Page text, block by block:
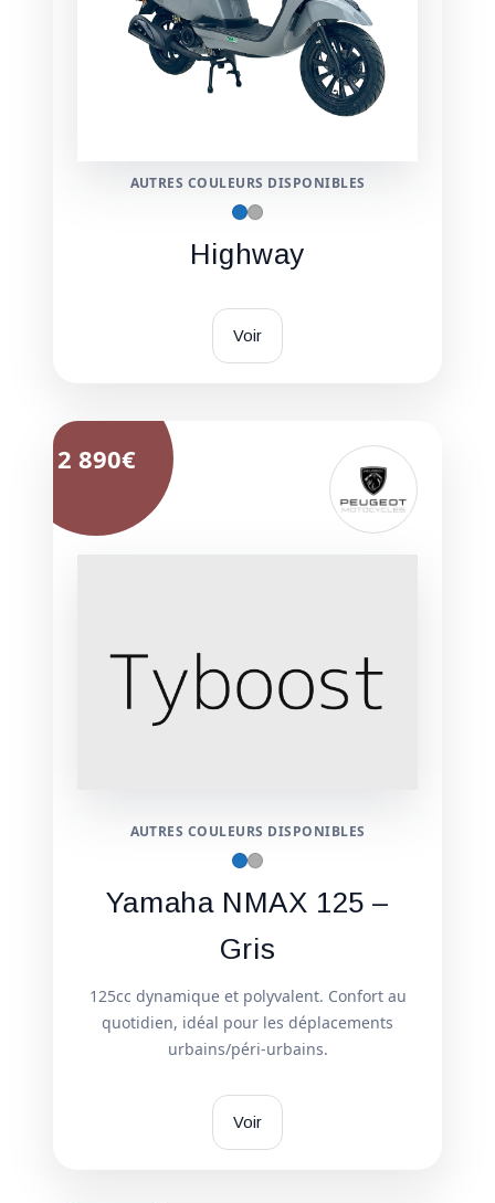
AUTRES COULEURS DISPONIBLES
Highway
Voir
2 890€
AUTRES COULEURS DISPONIBLES
Yamaha NMAX 125 –
Gris
125cc dynamique et polyvalent. Confort au
quotidien, idéal pour les déplacements
urbains/péri-urbains.
Voir